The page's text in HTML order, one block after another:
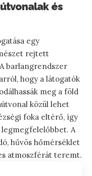
és
egy
rejtett
barlangrendszer
hogy a látogatók
meg a föld
közül lehet
foka eltérő, így
A
hűvös hőmérséklet
atmoszférát teremt.